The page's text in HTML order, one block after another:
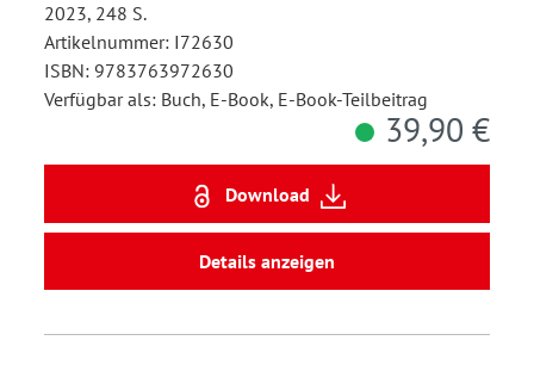
2023, 248 S.
Artikelnummer: I72630
ISBN: 9783763972630
Verfügbar als: Buch, E-Book, E-Book-Teilbeitrag
39,90 €
Download
Details anzeigen